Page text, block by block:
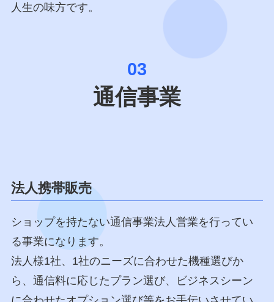
人生の味方です。
03
通信事業
法人携帯販売
ショップを持たない通信事業法人営業を行ってい
る事業になります。
法人様1社、1社のニーズに合わせた機種選びか
ら、通信料に応じたプラン選び、ビジネスシーン